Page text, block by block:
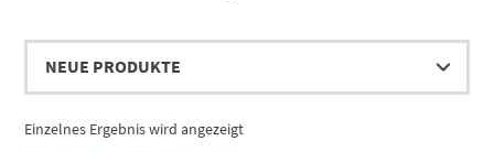
Einzelnes Ergebnis wird angezeigt